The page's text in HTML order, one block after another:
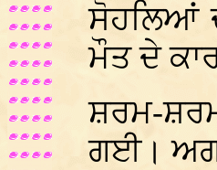
ਸੋਹਲਿਆਂ
ਮੌਤ ਦੇ
ਸ਼ਰਮ-
ਗਈ।